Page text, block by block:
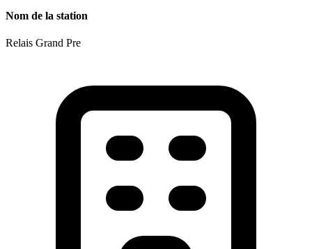
Nom de la station
Relais Grand Pre